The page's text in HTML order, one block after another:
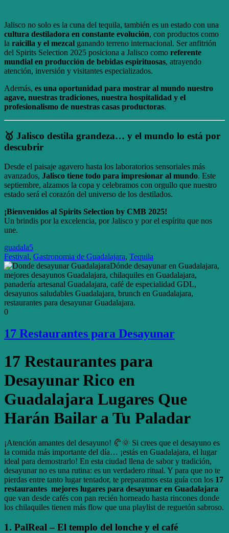
Jalisco no solo es la cuna del tequila, también es un estado con una
cultura destiladora en constante evolución, con productos como
la raicilla y el mezcal ganando terreno internacional. Ser anfitrión
del Spirits Selection 2025 posiciona a Jalisco como referente
mundial en producción de bebidas espirituosas, atrayendo
atención, inversión y visitantes especializados.
Además, es una oportunidad para mostrar al mundo nuestro
agave, nuestras tradiciones, nuestra hospitalidad y el
profesionalismo de nuestras casas productoras.
🥇 Jalisco destila grandeza… y el mundo lo está por
descubrir
Desde el paisaje agavero hasta los laboratorios sensoriales más
avanzados, Jalisco tiene todo para impresionar al mundo. Este
septiembre, alzamos la copa y celebramos con orgullo que nuestro
estado será el corazón del universo de los destilados.
¡Bienvenidos al Spirits Selection by CMB 2025!
Un brindis por la excelencia, por Jalisco y por el espíritu que nos
une.
guadala5
Festival, Gastronomia de Guadalajara, Tequila
0
17 Restaurantes para Desayunar
17 Restaurantes para
Desayunar Rico en
Guadalajara Lugares Que
Harán Bailar a Tu Paladar
¡Atención amantes del desayuno! 🥐🌞 Si crees que el desayuno es
la comida más importante del día… ¡estás en Guadalajara, el lugar
ideal para demostrarlo! En esta ciudad llena de sabor y tradición,
desayunar no es una rutina: es un verdadero ritual. Y para que no te
pierdas entre tanto lugar tentador, te preparamos esta guía con los 17
restaurantes mejores lugares para desayunar en Guadalajara
que van desde cafés con pan recién horneado hasta rincones donde
los chilaquiles tienen más flow que una playlist de reguetón sabroso.
1. PalReal – El templo del lonche y el café